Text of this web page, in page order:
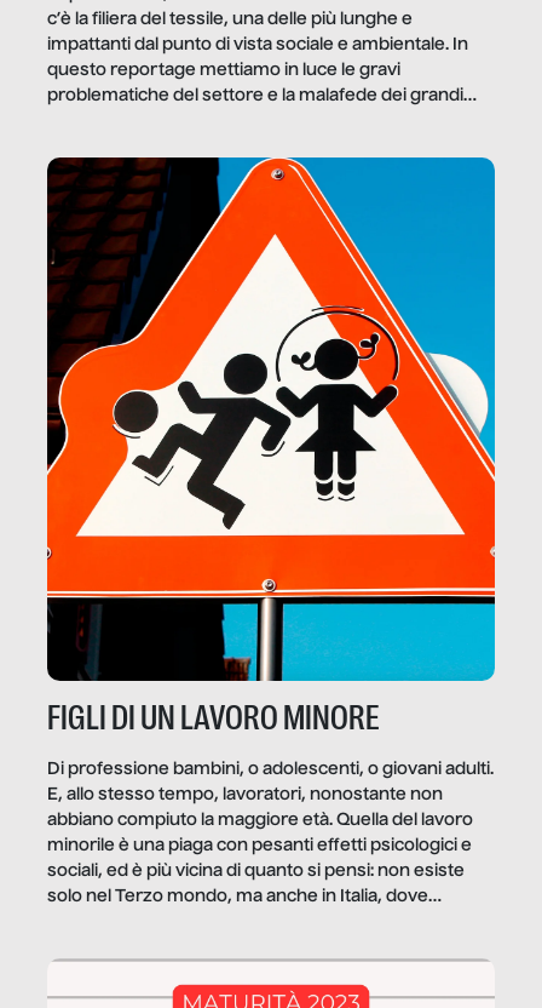
c’è la filiera del tessile, una delle più lunghe e
impattanti dal punto di vista sociale e ambientale. In
questo reportage mettiamo in luce le gravi
problematiche del settore e la malafede dei grandi
FIGLI DI UN LAVORO MINORE
Di professione bambini, o adolescenti, o giovani adulti.
E, allo stesso tempo, lavoratori, nonostante non
abbiano compiuto la maggiore età. Quella del lavoro
minorile è una piaga con pesanti effetti psicologici e
sociali, ed è più vicina di quanto si pensi: non esiste
solo nel Terzo mondo, ma anche in Italia, dove